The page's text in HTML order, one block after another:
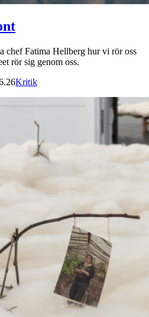
chef Fatima Hellberg hur vi rör oss
rör sig genom oss.
Kritik